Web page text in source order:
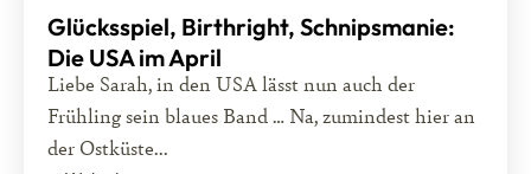
Glücksspiel, Birthright, Schnipsmanie:
Die USA im April
Liebe Sarah, in den USA lässt nun auch der
Frühling sein blaues Band … Na, zumindest hier an
der Ostküste...